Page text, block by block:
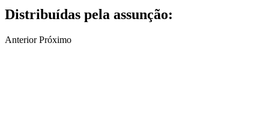
Distribuídas pela assunção:
Anterior Próximo